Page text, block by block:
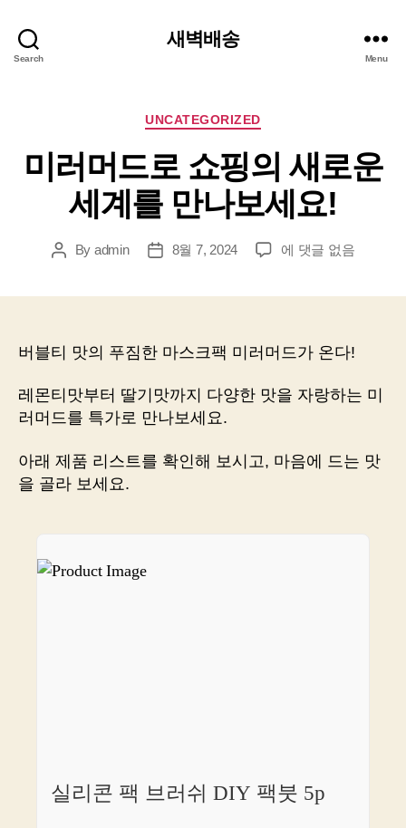
Search
새벽배송
Menu
Categories
UNCATEGORIZED
미러머드로 쇼핑의 새로운
세계를 만나보세요!
PostBy admin
Post8월 7, 2024
미
쇼
의
새
세
에 댓글 없음
버블티 맛의 푸짐한 마스크팩 미러머드가 온다!
레몬티맛부터 딸기맛까지 다양한 맛을 자랑하는 미
러머드를 특가로 만나보세요.
아래 제품 리스트를 확인해 보시고, 마음에 드는 맛
을 골라 보세요.
실리콘 팩 브러쉬 DIY 팩붓 5p